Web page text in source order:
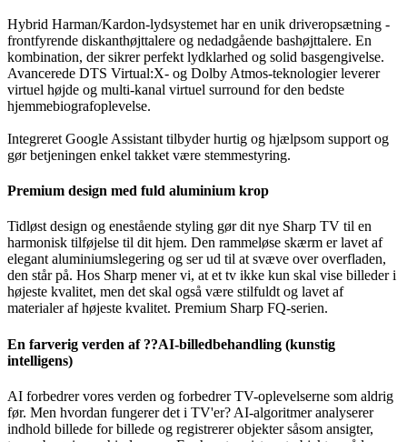
Hybrid Harman/Kardon-lydsystemet har en unik driveropsætning -
frontfyrende diskanthøjttalere og nedadgående bashøjttalere. En
kombination, der sikrer perfekt lydklarhed og solid basgengivelse.
Avancerede DTS Virtual:X- og Dolby Atmos-teknologier leverer
virtuel højde og multi-kanal virtuel surround for den bedste
hjemmebiografoplevelse.
Integreret Google Assistant tilbyder hurtig og hjælpsom support og
gør betjeningen enkel takket være stemmestyring.
Premium design med fuld aluminium krop
Tidløst design og enestående styling gør dit nye Sharp TV til en
harmonisk tilføjelse til dit hjem. Den rammeløse skærm er lavet af
elegant aluminiumslegering og ser ud til at svæve over overfladen,
den står på. Hos Sharp mener vi, at et tv ikke kun skal vise billeder i
højeste kvalitet, men det skal også være stilfuldt og lavet af
materialer af højeste kvalitet. Premium Sharp FQ-serien.
En farverig verden af ??AI-billedbehandling (kunstig
intelligens)
AI forbedrer vores verden og forbedrer TV-oplevelserne som aldrig
før. Men hvordan fungerer det i TV'er? AI-algoritmer analyserer
indhold billede for billede og registrerer objekter såsom ansigter,